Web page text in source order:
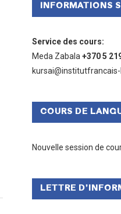
INFORMATIONS
Service des cours:
Meda Zabala +370 5
COURS DE
Nouvelle session de
LETTRE